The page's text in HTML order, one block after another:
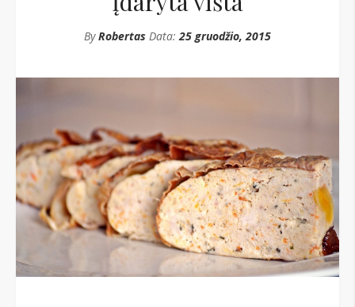
ByRobertas Data:25 gruodžio, 2015